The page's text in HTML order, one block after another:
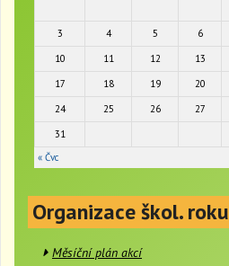
3
4 5 6
10
11 12 13
17
18 19 20
24
25 26 27
31
« Čvc
Organizace škol. roku
Měsíční plán akcí